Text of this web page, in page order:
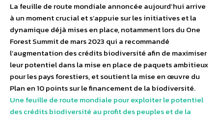
La feuille de route mondiale annoncée aujourd’hui arrive
à un moment crucial et s’appuie sur les initiatives et la
dynamique déjà mises en place, notamment lors du One
Forest Summit de mars 2023 qui a recommandé
l’augmentation des crédits biodiversité afin de maximiser
leur potentiel dans la mise en place de paquets ambitieux
pour les pays forestiers, et soutient la mise en œuvre du
Plan en 10 points sur le financement de la biodiversité.
Une feuille de route mondiale pour exploiter le potentiel
des crédits biodiversité au profit des peuples et de la